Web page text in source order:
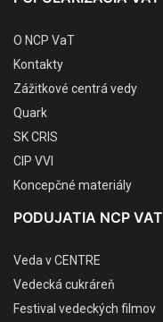
O NCP VaT
Kontakty
Zážitkové centrá vedy
Quark
SK CRIS
CIP VVI
Koncepčné materiály
PODUJATIA NCP VAT
Veda v CENTRE
Vedecká cukráreň
Festival vedeckých filmov